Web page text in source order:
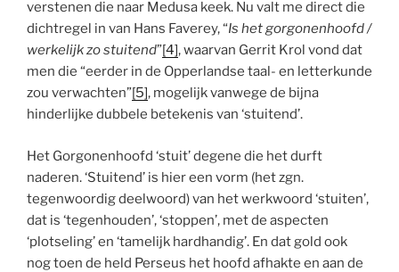
verstenen die naar Medusa keek. Nu valt me direct die
dichtregel in van Hans Faverey, “Is het gorgonenhoofd /
werkelijk zo stuitend”[4], waarvan Gerrit Krol vond dat
men die “eerder in de Opperlandse taal- en letterkunde
zou verwachten”[5], mogelijk vanwege de bijna
hinderlijke dubbele betekenis van ‘stuitend’.
Het Gorgonenhoofd ‘stuit’ degene die het durft
naderen. ‘Stuitend’ is hier een vorm (het zgn.
tegenwoordig deelwoord) van het werkwoord ‘stuiten’,
dat is ‘tegenhouden’, ‘stoppen’, met de aspecten
‘plotseling’ en ‘tamelijk hardhandig’. En dat gold ook
nog toen de held Perseus het hoofd afhakte en aan de